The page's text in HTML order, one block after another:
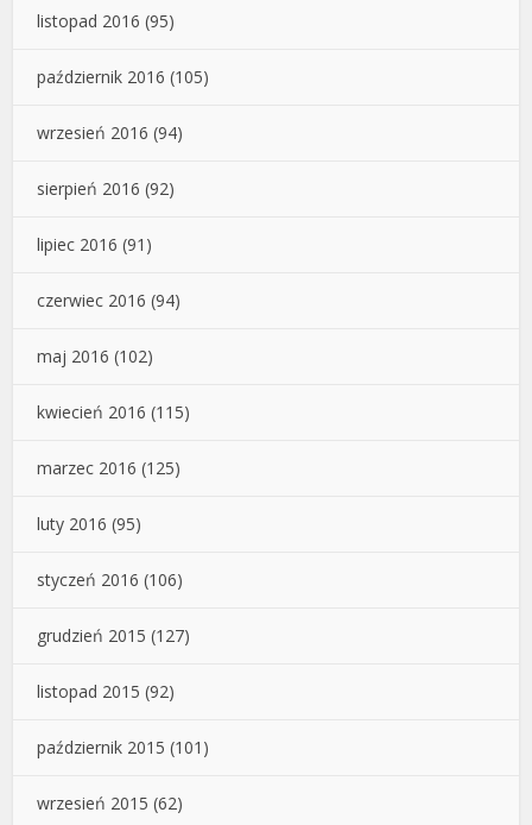
listopad 2016 (95)
październik 2016 (105)
wrzesień 2016 (94)
sierpień 2016 (92)
lipiec 2016 (91)
czerwiec 2016 (94)
maj 2016 (102)
kwiecień 2016 (115)
marzec 2016 (125)
luty 2016 (95)
styczeń 2016 (106)
grudzień 2015 (127)
listopad 2015 (92)
październik 2015 (101)
wrzesień 2015 (62)